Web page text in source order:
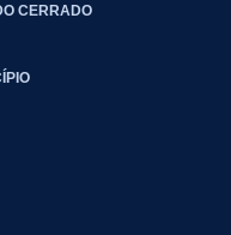
CERRADO